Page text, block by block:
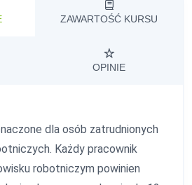
ZAWARTOŚĆ KURSU
OPINIE
dla osób zatrudnionych
Każdy pracownik
robotniczym powinien